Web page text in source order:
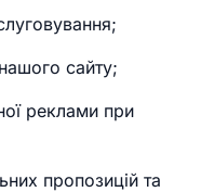
сайту;
реклами при
пропозицій та